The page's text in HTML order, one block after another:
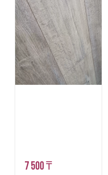
7 500 ₸